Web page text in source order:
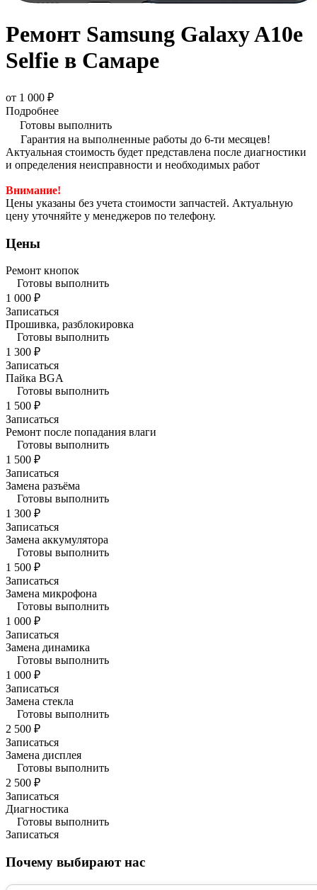
Ремонт Samsung Galaxy A10e
Selfie в Самаре
от 1 000 ₽
Подробнее
Готовы выполнить
Гарантия на выполненные работы до 6-ти месяцев!
Актуальная стоимость будет представлена после диагностики
и определения неисправности и необходимых работ
Внимание!
Цены указаны без учета стоимости запчастей. Актуальную
цену уточняйте у менеджеров по телефону.
Цены
Ремонт кнопок
Готовы выполнить
1 000 ₽
Записаться
Прошивка, разблокировка
Готовы выполнить
1 300 ₽
Записаться
Пайка BGA
Готовы выполнить
1 500 ₽
Записаться
Ремонт после попадания влаги
Готовы выполнить
1 500 ₽
Записаться
Замена разъёма
Готовы выполнить
1 300 ₽
Записаться
Замена аккумулятора
Готовы выполнить
1 500 ₽
Записаться
Замена микрофона
Готовы выполнить
1 000 ₽
Записаться
Замена динамика
Готовы выполнить
1 000 ₽
Записаться
Замена стекла
Готовы выполнить
2 500 ₽
Записаться
Замена дисплея
Готовы выполнить
2 500 ₽
Записаться
Диагностика
Готовы выполнить
Записаться
Почему выбирают нас